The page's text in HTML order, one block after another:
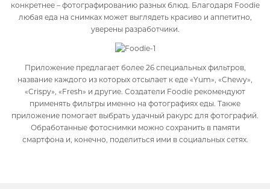
конкретнее – фотографированию разных блюд. Благодаря Foodie
любая еда на снимках может выглядеть красиво и аппетитно,
уверены разработчики.
Приложение предлагает более 26 специальных фильтров,
название каждого из которых отсылает к еде «Yum», «Chewy»,
«Crispy», «Fresh» и другие. Создатели Foodie рекомендуют
применять фильтры именно на фотографиях еды. Также
приложение помогает выбрать удачный ракурс для фотографий.
Обработанные фотоснимки можно сохранить в памяти
смартфона и, конечно, поделиться ими в социальных сетях.